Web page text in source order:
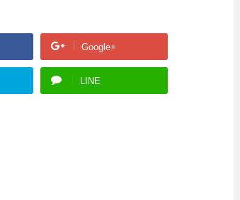
Google+
LINE